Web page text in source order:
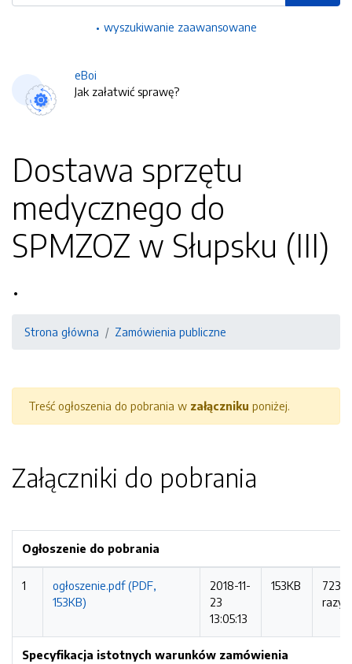
wyszukiwanie zaawansowane
eBoi
Jak załatwić sprawę?
Dostawa sprzętu
medycznego do
SPMZOZ w Słupsku (III)
.
Strona główna Zamówienia publiczne
Treść ogłoszenia do pobrania w załączniku poniżej.
Załączniki do pobrania
Ogłoszenie do pobrania
1
ogłoszenie.pdf (PDF,
153KB)
2018-11-
23
13:05:13
153KB
723
razy
Specyfikacja istotnych warunków zamówienia